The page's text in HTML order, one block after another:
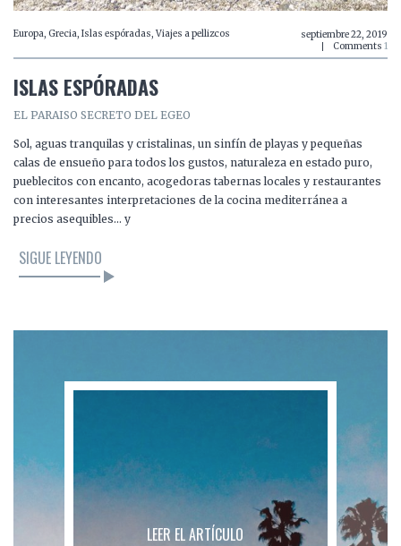
Europa, Grecia, Islas espóradas, Viajes a pellizcos
septiembre 22, 2019
Comments 1
ISLAS ESPÓRADAS
EL PARAISO SECRETO DEL EGEO
Sol, aguas tranquilas y cristalinas, un sinfín de playas y pequeñas
calas de ensueño para todos los gustos, naturaleza en estado puro,
pueblecitos con encanto, acogedoras tabernas locales y restaurantes
con interesantes interpretaciones de la cocina mediterránea a
precios asequibles… y
SIGUE LEYENDO
LEER EL ARTÍCULO